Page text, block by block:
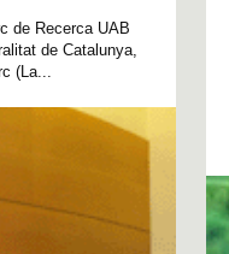
de Recerca UAB
de Catalunya,
(La...